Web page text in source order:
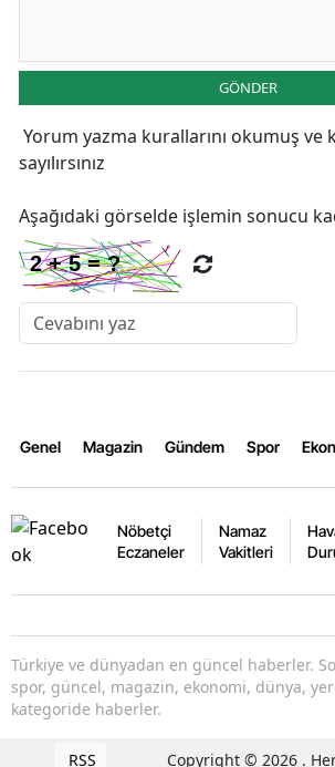
GÖNDER
Yorum yazma kurallarını okumuş ve
sayılırsınız
Aşağıdaki görselde işlemin sonucu
Genel Magazin Gündem Spor
Nöbetçi
Eczaneler
Namaz
Vakitleri
Türkiye ve dünyadan en güncel haberler.
spor, güncel, magazin, ekonomi, dünya,
kategoride haberler.
RSS Copyright © 2026 . Her